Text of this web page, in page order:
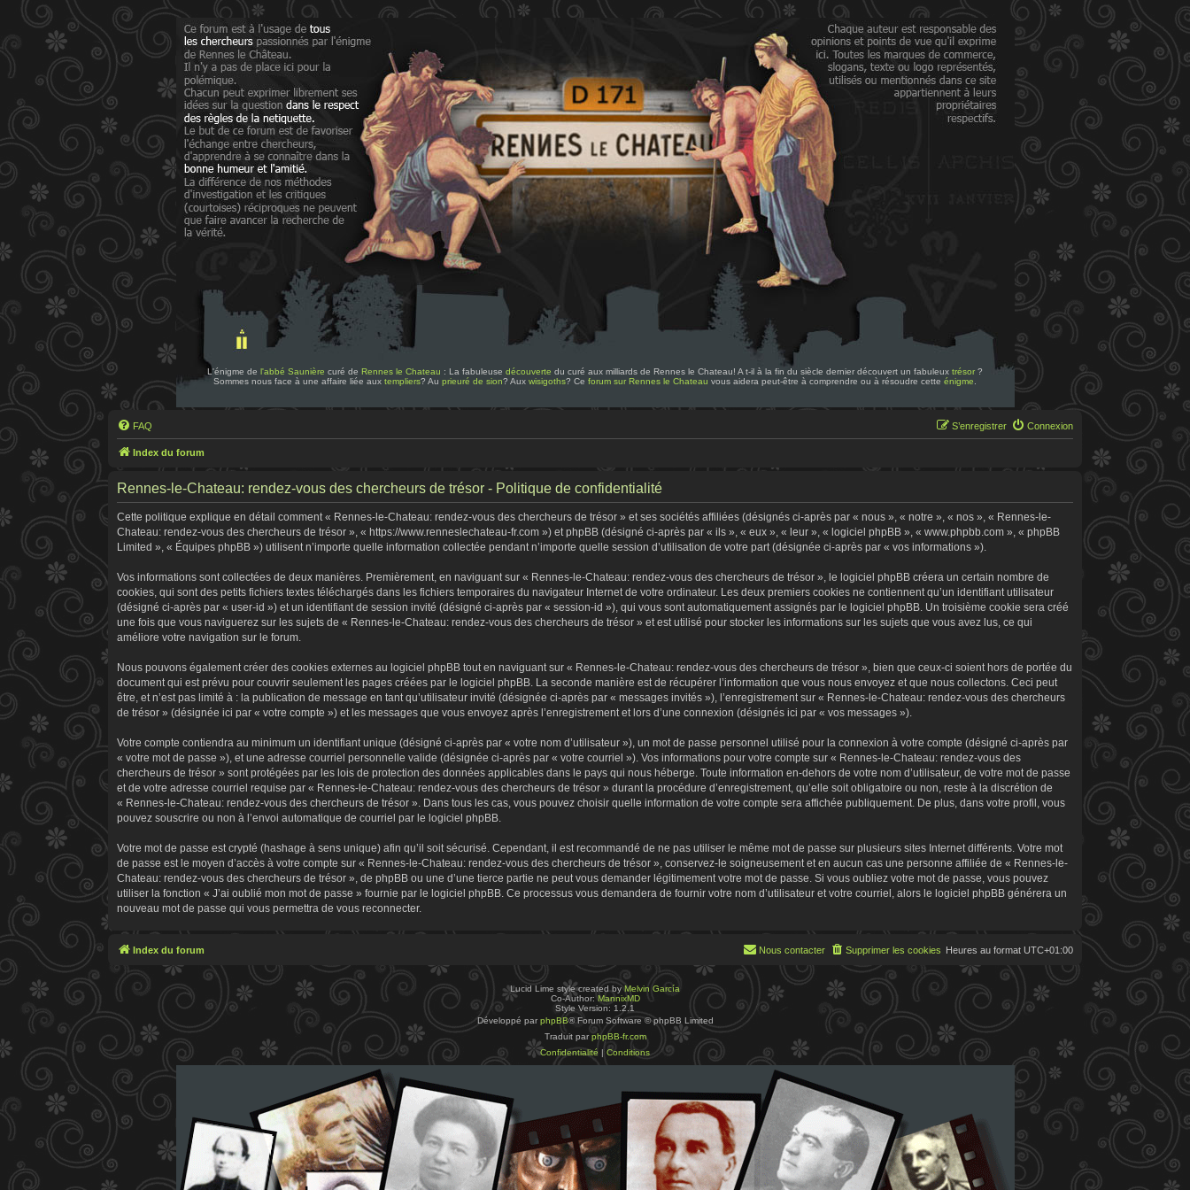
L'énigme de l'abbé Saunière curé de Rennes le Chateau : La fabuleuse découverte du curé aux milliards de Rennes le Chateau! A t-il à la fin du siècle dernier découvert un fabuleux trésor ?
Sommes nous face à une affaire liée aux templiers? Au prieuré de sion? Aux wisigoths? Ce forum sur Rennes le Chateau vous aidera peut-être à comprendre ou à résoudre cette énigme
FAQ Connexion
S’enregistrer
Index du forum
Rennes-le-Chateau: rendez-vous des chercheurs de trésor - Politique de confidentialité
Cette politique explique en détail comment « Rennes-le-Chateau: rendez-vous des chercheurs de trésor » et ses sociétés affiliées (désignés ci-après par « nous », « notre », « nos », « Rennes-le-
Chateau: rendez-vous des chercheurs de trésor », « https://www.renneslechateau-fr.com ») et phpBB (désigné ci-après par « ils », « eux », « leur », « logiciel phpBB », « www.phpbb.com », « phpBB
Limited », « Équipes phpBB ») utilisent n’importe quelle information collectée pendant n’importe quelle session d’utilisation de votre part (désignée ci-après par « vos informations »).
Vos informations sont collectées de deux manières. Premièrement, en naviguant sur « Rennes-le-Chateau: rendez-vous des chercheurs de trésor », le logiciel phpBB créera un certain nombre de
cookies, qui sont des petits fichiers textes téléchargés dans les fichiers temporaires du navigateur Internet de votre ordinateur. Les deux premiers cookies ne contiennent qu’un identifiant utilisateur
(désigné ci-après par « user-id ») et un identifiant de session invité (désigné ci-après par « session-id »), qui vous sont automatiquement assignés par le logiciel phpBB. Un troisième cookie sera créé
une fois que vous naviguerez sur les sujets de « Rennes-le-Chateau: rendez-vous des chercheurs de trésor » et est utilisé pour stocker les informations sur les sujets que vous avez lus, ce qui
améliore votre navigation sur le forum.
Nous pouvons également créer des cookies externes au logiciel phpBB tout en naviguant sur « Rennes-le-Chateau: rendez-vous des chercheurs de trésor », bien que ceux-ci soient hors de portée du
document qui est prévu pour couvrir seulement les pages créées par le logiciel phpBB. La seconde manière est de récupérer l’information que vous nous envoyez et que nous collectons. Ceci peut
être, et n’est pas limité à : la publication de message en tant qu’utilisateur invité (désignée ci-après par « messages invités »), l’enregistrement sur « Rennes-le-Chateau: rendez-vous des chercheurs
de trésor » (désignée ici par « votre compte ») et les messages que vous envoyez après l’enregistrement et lors d’une connexion (désignés ici par « vos messages »).
Votre compte contiendra au minimum un identifiant unique (désigné ci-après par « votre nom d’utilisateur »), un mot de passe personnel utilisé pour la connexion à votre compte (désigné ci-après par
« votre mot de passe »), et une adresse courriel personnelle valide (désignée ci-après par « votre courriel »). Vos informations pour votre compte sur « Rennes-le-Chateau: rendez-vous des
chercheurs de trésor » sont protégées par les lois de protection des données applicables dans le pays qui nous héberge. Toute information en-dehors de votre nom d’utilisateur, de votre mot de passe
et de votre adresse courriel requise par « Rennes-le-Chateau: rendez-vous des chercheurs de trésor » durant la procédure d’enregistrement, qu’elle soit obligatoire ou non, reste à la discrétion de
« Rennes-le-Chateau: rendez-vous des chercheurs de trésor ». Dans tous les cas, vous pouvez choisir quelle information de votre compte sera affichée publiquement. De plus, dans votre profil, vous
pouvez souscrire ou non à l’envoi automatique de courriel par le logiciel phpBB.
Votre mot de passe est crypté (hashage à sens unique) afin qu’il soit sécurisé. Cependant, il est recommandé de ne pas utiliser le même mot de passe sur plusieurs sites Internet différents. Votre mot
de passe est le moyen d’accès à votre compte sur « Rennes-le-Chateau: rendez-vous des chercheurs de trésor », conservez-le soigneusement et en aucun cas une personne affiliée de « Rennes-le-
Chateau: rendez-vous des chercheurs de trésor », de phpBB ou une d’une tierce partie ne peut vous demander légitimement votre mot de passe. Si vous oubliez votre mot de passe, vous pouvez
utiliser la fonction « J’ai oublié mon mot de passe » fournie par le logiciel phpBB. Ce processus vous demandera de fournir votre nom d’utilisateur et votre courriel, alors le logiciel phpBB générera un
nouveau mot de passe qui vous permettra de vous reconnecter.
Index du forum Heures au format UTC+01:00
Supprimer les cookies
Nous contacter
Lucid Lime style created byMelvin García
Co-Author: MannixMD
Style Version: 1.2.1
Développé par phpBB® Forum Software © phpBB Limited
Traduit par phpBB-fr.com
Confidentialité | Conditions